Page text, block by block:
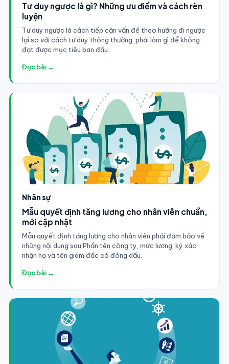
Tư duy ngược là gì? Những ưu điểm và cách rèn
luyện
Tư duy ngược là cách tiếp cận vấn đề theo hướng đi ngược
lại so với cách tư duy thông thường, phải làm gì để không
đạt được mục tiêu ban đầu.
Đọc bài →
Nhân sự
Mẫu quyết định tăng lương cho nhân viên chuẩn,
mới cập nhật
Mẫu quyết định tăng lương cho nhân viên phải đảm bảo về
những nội dung sau:Phần tên công ty, mức lương, ký xác
nhận họ và tên giám đốc có đóng dấu.
Đọc bài →